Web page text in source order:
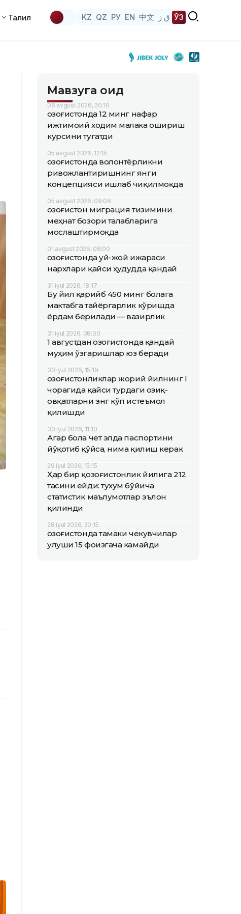
Таҳлил KZ QZ РУ EN 中文 ق ز ЎЗ
Мавзуга оид
06 avgust 2026, 20:10
Қозоғистонда 12 минг нафар
ижтимоий ходим малака ошириш
курсини тугатди
05 avgust 2026, 12:15
Қозоғистонда волонтёрликни
ривожлантиришнинг янги
концепцияси ишлаб чиқилмоқда
05 avgust 2026, 09:08
Қозоғистон миграция тизимини
меҳнат бозори талабларига
мослаштирмоқда
01 avgust 2026, 08:00
Қозоғистонда уй-жой ижараси
нархлари қайси ҳудудда қандай
31 iyul 2026, 18:17
Бу йил қарийб 450 минг болага
мактабга тайёргарлик кўришда
ёрдам берилади — вазирлик
31 iyul 2026, 08:00
1 августдан Қозоғистонда қандай
муҳим ўзгаришлар юз беради
30 iyul 2026, 15:19
Қозоғистонликлар жорий йилнинг I
чорагида қайси турдаги озиқ-
овқатларни энг кўп истеъмол
қилишди
30 iyul 2026, 11:10
Агар бола чет элда паспортини
йўқотиб қўйса, нима қилиш керак
29 iyul 2026, 15:15
Ҳар бир қозоғистонлик йилига 212
тасини ейди: тухум бўйича
статистик маълумотлар эълон
қилинди
28 iyul 2026, 20:15
Қозоғистонда тамаки чекувчилар
улуши 15 фоизгача камайди